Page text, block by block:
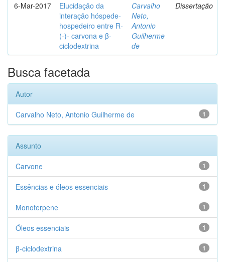
6-Mar-2017
Elucidação da
interação hóspede-
hospedeiro entre R-
(-)- carvona e β-
ciclodextrina
Carvalho
Neto,
Antonio
Guilherme
de
Dissertação
Busca facetada
Autor
1
Carvalho Neto, Antonio Guilherme de
Assunto
1
Carvone
1
Essências e óleos essenciais
1
Monoterpene
1
Óleos essenciais
1
β-ciclodextrina